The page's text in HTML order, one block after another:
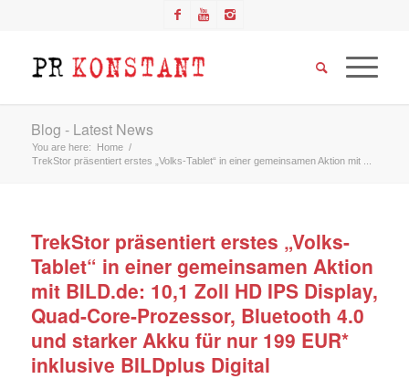
Blog - Latest News
You are here: Home /
TrekStor präsentiert erstes „Volks-Tablet“ in einer gemeinsamen Aktion mit ...
TrekStor präsentiert erstes „Volks-
Tablet“ in einer gemeinsamen Aktion
mit BILD.de: 10,1 Zoll HD IPS Display,
Quad-Core-Prozessor, Bluetooth 4.0
und starker Akku für nur 199 EUR*
inklusive BILDplus Digital